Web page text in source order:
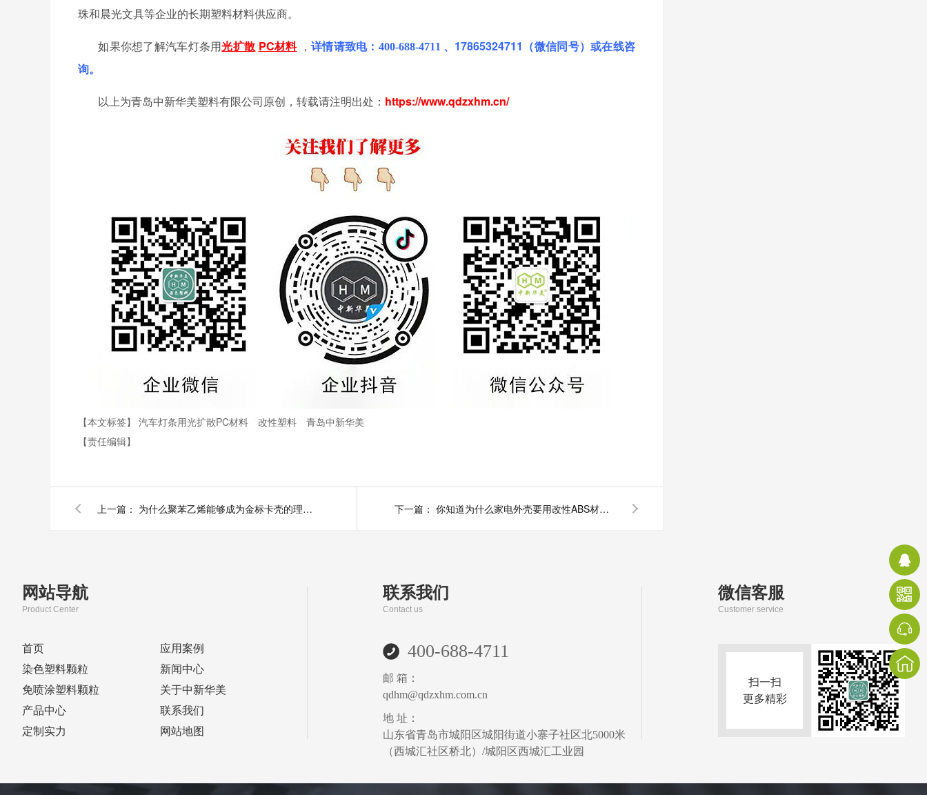
珠和晨光文具等企业的长期塑料材料供应商。
如果你想了解汽车灯条用光扩散 PC材料 ， 详情请致电： 400-688-4711 、17865324711（微信同号）或在线咨
询。
以上为青岛中新华美塑料有限公司原创，转载请注明出处： https://www.qdzxhm.cn/
【本文标签】 汽车灯条用光扩散PC材料 改性塑料
青岛中新华美
【责任编辑】
上一篇： 为什么聚苯乙烯能够成为金标卡壳的理想材质呢? 下一篇： 你知道为什么家电外壳要用改性ABS材料吗？
网站导航
Product Center
首页
应用案例
染色塑料颗粒
新闻中心
免喷涂塑料颗粒
关于中新华美
产品中心
联系我们
定制实力
网站地图
联系我们
Contact us
400-688-4711
邮 箱：
qdhm@qdzxhm.com.cn
地 址：
山东省青岛市城阳区城阳街道小寨子社区北5000米
（西城汇社区桥北）/城阳区西城汇工业园
微信客服
Customer service
扫一扫
更多精彩